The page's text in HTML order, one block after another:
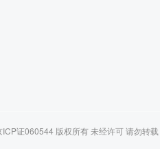
证060544 版权所有 未经许可 请勿转载